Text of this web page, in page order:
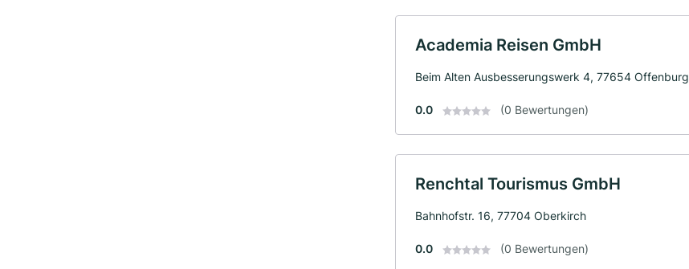
Academia Reisen GmbH
Beim Alten Ausbesserungswerk 4, 77654 Offenburg
0.0 (0 Bewertungen)
Renchtal Tourismus GmbH
Bahnhofstr. 16, 77704 Oberkirch
0.0 (0 Bewertungen)